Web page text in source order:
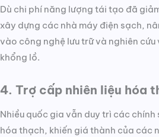
Dù chi phí năng lượng tái tạo đã
xây dựng các nhà máy điện sạch,
vào công nghệ lưu trữ và nghiên
khổng lồ.
4. Trợ cấp nhiên liệu hóa
Nhiều quốc gia vẫn duy trì các
hóa thạch, khiến giá thành của các